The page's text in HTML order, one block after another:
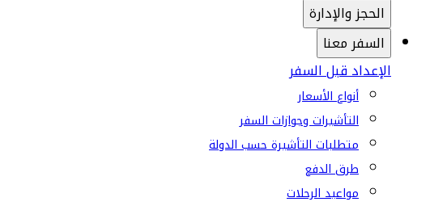
الحجز والإدارة
السفر معنا
الإعداد قبل السفر
أنواع الأسعار
التأشيرات وجوازات السفر
متطلبات التأشيرة حسب الدولة
طرق الدفع
مواعيد الرحلات